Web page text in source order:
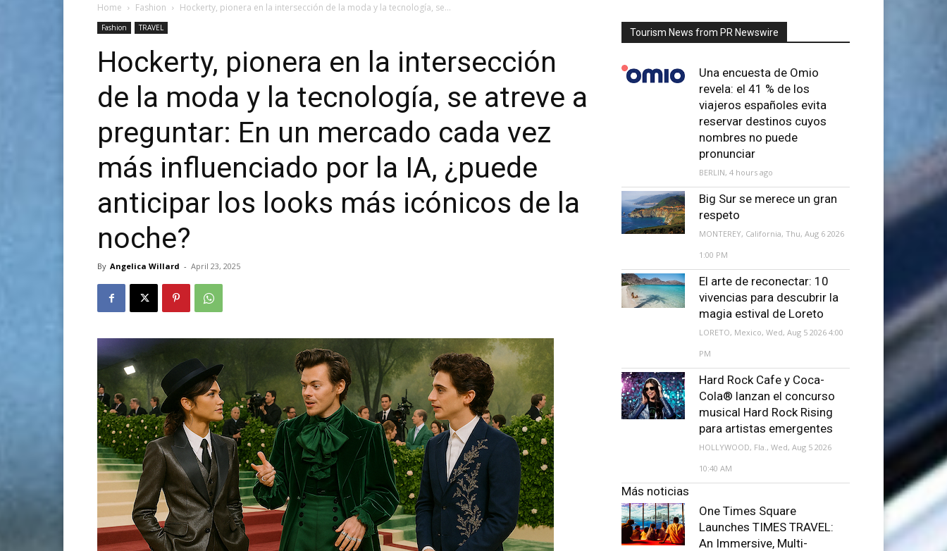
Home Fashion Hockerty, pionera en la intersección de la moda y la tecnología, se...
Fashion TRAVEL
Hockerty, pionera en la intersección
de la moda y la tecnología, se atreve a
preguntar: En un mercado cada vez
más influenciado por la IA, ¿puede
anticipar los looks más icónicos de la
noche?
By Angelica Willard - April 23, 2025
Tourism News from PR Newswire
Una encuesta de Omio
revela: el 41 % de los
viajeros españoles evita
reservar destinos cuyos
nombres no puede
pronunciar
BERLIN, 4 hours ago
Big Sur se merece un gran
respeto
MONTEREY, California, Thu, Aug 6 2026
1:00 PM
El arte de reconectar: 10
vivencias para descubrir la
magia estival de Loreto
LORETO, Mexico, Wed, Aug 5 2026 4:00
PM
Hard Rock Cafe y Coca-
Cola® lanzan el concurso
musical Hard Rock Rising
para artistas emergentes
HOLLYWOOD, Fla., Wed, Aug 5 2026
10:40 AM
Más noticias
One Times Square
Launches TIMES TRAVEL:
An Immersive, Multi-